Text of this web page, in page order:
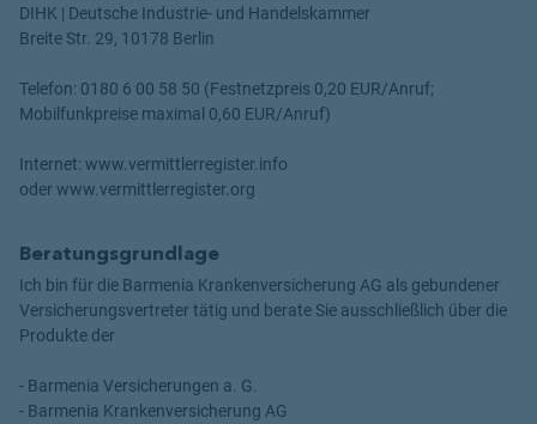
DIHK | Deutsche Industrie- und Handelskammer
Breite Str. 29, 10178 Berlin
Telefon: 0180 6 00 58 50 (Festnetzpreis 0,20 EUR/Anruf;
Mobilfunkpreise maximal 0,60 EUR/Anruf)
Internet: www.vermittlerregister.info
oder www.vermittlerregister.org
Beratungsgrundlage
Ich bin für die Barmenia Krankenversicherung AG als gebundener
Versicherungsvertreter tätig und berate Sie ausschließlich über die
Produkte der
- Barmenia Versicherungen a. G.
- Barmenia Krankenversicherung AG